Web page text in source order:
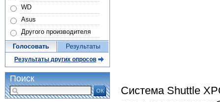
Система Shuttle
WD
Asus
Другого производителя
Голосовать Результаты
Результаты других опросов
Поиск
ОК